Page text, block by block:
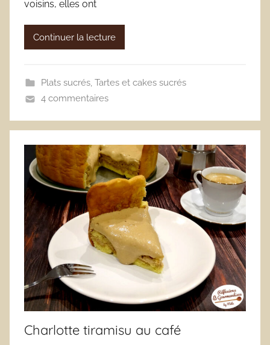
voisins, elles ont
Continuer la lecture
Plats sucrés, Tartes et cakes sucrés
4 commentaires
Charlotte tiramisu au café